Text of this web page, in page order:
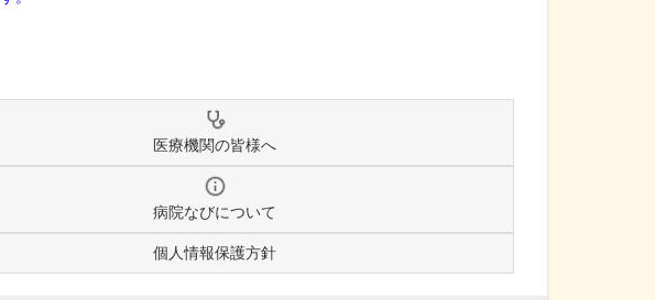
医療機関の皆様へ
病院なびについて
個人情報保護方針